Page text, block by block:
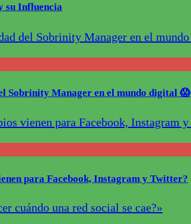
su Influencia
Sobrinity Manager en el mundo digital 😱
para Facebook, Instagram y Twitter?